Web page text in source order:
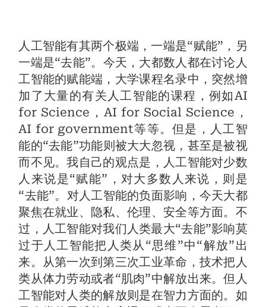
人工智能有其两个极端，一端是“赋能”，另
一端是“去能”。今天，大都数人都在讨论人
工智能的赋能端，大学课程名录中，突然增
加了大量的有关人工智能的课程，例如AI
for Science，AI for Social Science，
AI for government等等。但是，人工智
能的“去能”功能则被大大忽视，甚至是被视
而不见。我自己的观点是，人工智能对少数
人来说是“赋能”，对大多数人来说，则是
“去能”。对人工智能的负面影响，今天大都
聚焦在就业、隐私、伦理、安全等方面。不
过，人工智能对我们人类最大“去能”影响莫
过于人工智能把人类从“思维”中“解放”出
来。从第一次到第三次工业革命，技术把人
类从体力劳动或者“肌肉”中解放出来。但人
工智能对人类的解放则是在智力方面的。如